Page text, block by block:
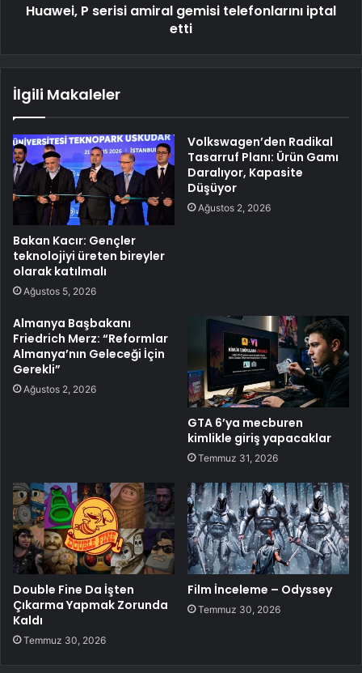
Huawei, P serisi amiral gemisi telefonlarını iptal
etti
İlgili Makaleler
Bakan Kacır: Gençler
teknolojiyi üreten bireyler
olarak katılmalı
Ağustos 5, 2026
Volkswagen’den Radikal
Tasarruf Planı: Ürün Gamı
Daralıyor, Kapasite
Düşüyor
Ağustos 2, 2026
Almanya Başbakanı
Friedrich Merz: “Reformlar
Almanya’nın Geleceği İçin
Gerekli”
Ağustos 2, 2026
GTA 6’ya mecburen
kimlikle giriş yapacaklar
Temmuz 31, 2026
Double Fine Da İşten
Çıkarma Yapmak Zorunda
Kaldı
Temmuz 30, 2026
Film İnceleme – Odyssey
Temmuz 30, 2026